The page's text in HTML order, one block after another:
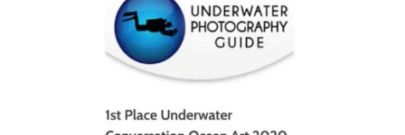
scuba_people_magazine